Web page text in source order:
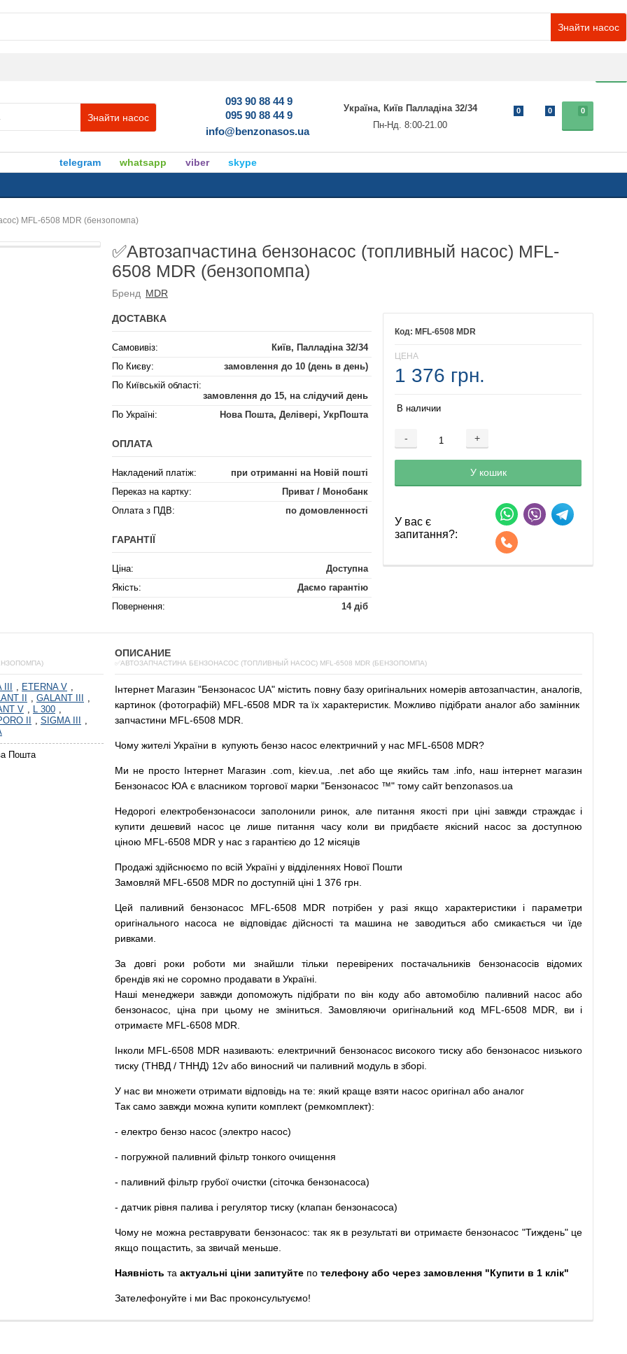
Знайти насос
Знайти насос
093 90 88 44 9
095 90 88 44 9
info@benzonasos.ua
Україна, Київ Палладіна 32/34
Пн-Нд. 8:00-21.00
0
0 0
telegram whatsapp viber
skype
MFL-6508 MDR (бензопомпа)
✅Автозапчастина бензонасос (топливный насос) MFL-
6508 MDR (бензопомпа)
Бренд MDR
MFL-6508 MDR
ЦЕНА
1 376 грн.
В наличии
- +
Добавляется...
У кошик
Добавлен
У вас є
запитання?:
ДОСТАВКА
Самовивіз:
Київ, Палладіна 32/34
По Києву:
замовлення до 10 (день в день)
По Київській області:
замовлення до 15, на слідучий день
По Україні:
Нова Пошта, Делівері, УкрПошта
ОПЛАТА
Накладений платіж:
при отриманні на Новій пошті
Переказ на картку:
Приват / Монобанк
Оплата з ПДВ:
по домовленності
ГАРАНТІЇ
Ціна:
Доступна
Якість:
Даємо гарантію
Повернення:
14 діб
, ETERNA V ,
II , GALANT III
,
V , L 300 ,
II , SIGMA III
,
Пошта
ОПИСАНИЕ
✅АВТОЗАПЧАСТИНА БЕНЗОНАСОС (ТОПЛИВНЫЙ НАСОС) MFL-6508 MDR (БЕНЗОПОМПА)
Інтернет Магазин "Бензонасос UA" містить повну базу оригінальних номерів автозапчастин аналогів
картинок (фотографій) MFL-6508 MDR та їх характеристик. Можливо підібрати аналог або замінник
запчастини MFL-6508 MDR.
Чому жителі України в купують бензо насос електричний у нас MFL-6508 MDR?
Ми не просто Інтернет Магазин .com kiev.ua .net або ще якийсь там .info, наш інтернет магазин
Бензонасос ЮА є власником торгової марки "Бензонасос ™" тому сайт benzonasos.ua
Недорогі електробензонасоси заполонили ринок але питання якості при ціні завжди страждає і
купити
дешевий насос це лише питання часу коли ви придбаєте якісний насос за доступною
ціною MFL-6508 MDR у нас з гарантією до 12 місяців
Продажі здійснюємо по всій Україні у відділеннях Нової Пошти
Замовляй MFL-6508 MDR по доступній ціні 1 376 грн.
Цей паливний бензонасос MFL-6508 MDR потрібен у разі якщо характеристики і
параметри
оригінального насоса не відповідає дійсності та машина не заводиться або смикається чи їде
ривками
За довгі роки роботи ми знайшли тільки перевірених постачальників
бензонасосів відомих
брендів які не соромно продавати в Україні.
Наші менеджери завжди допоможуть підібрати по він коду або автомобілю паливний насос або
бензонасос
ціна при цьому не зміниться Замовляючи оригінальний код MFL-6508 MDR, ви і
отримаєте MFL-6508 MDR.
Інколи MFL-6508 MDR називають: електричний бензонасос високого тиску або бензонасос низького
тиску (ТНВД / ТННД) 12v або виносний чи паливний модуль в зборі
У нас ви множети отримати відповідь на те: який краще взяти насос оригінал або аналог
Так само завжди можна купити комплект (ремкомплект):
- електро бензо насос (электро насос)
- погружной паливний фільтр тонкого очищення
- паливний фільтр грубої очистки (сіточка бензонасоса)
- датчик рівня палива і регулятор тиску (клапан бензонасоса)
Чому не можна реставрувати бензонасос: так як в результаті ви отримаєте бензонасос "Тиждень" це
якщо пощастить, за звичай меньше.
Наявність та актуальні ціни запитуйте по телефону або через замовлення "Купити в 1 клік"
Зателефонуйте і ми Вас проконсультуємо!